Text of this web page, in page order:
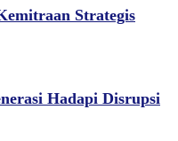
Strategis
Hadapi Disrupsi